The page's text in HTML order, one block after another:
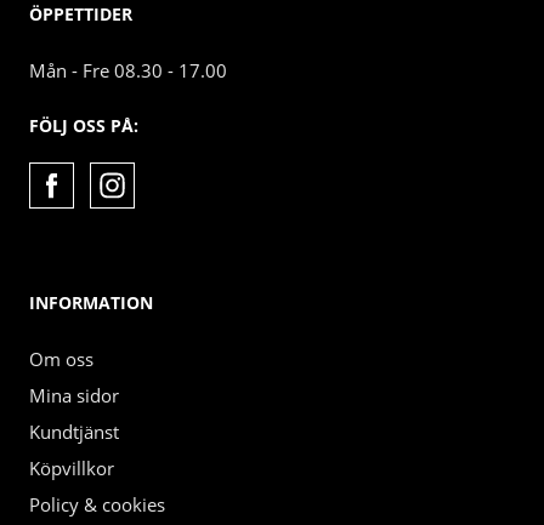
ÖPPETTIDER
Mån - Fre 08.30 - 17.00
FÖLJ OSS PÅ:
INFORMATION
Om oss
Mina sidor
Kundtjänst
Köpvillkor
Policy & cookies